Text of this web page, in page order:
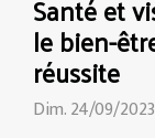
Santé et
le bien-
réussite
Dim. 24/09/